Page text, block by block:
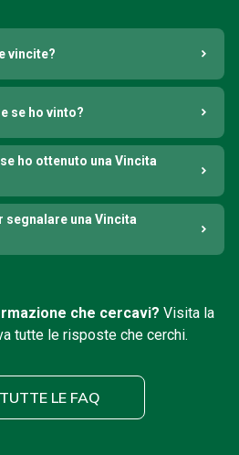
vincite?
se ho vinto?
ho ottenuto una Vincita
segnalare una Vincita
che cercavi? Visita la
tutte le risposte che cerchi.
LE FAQ